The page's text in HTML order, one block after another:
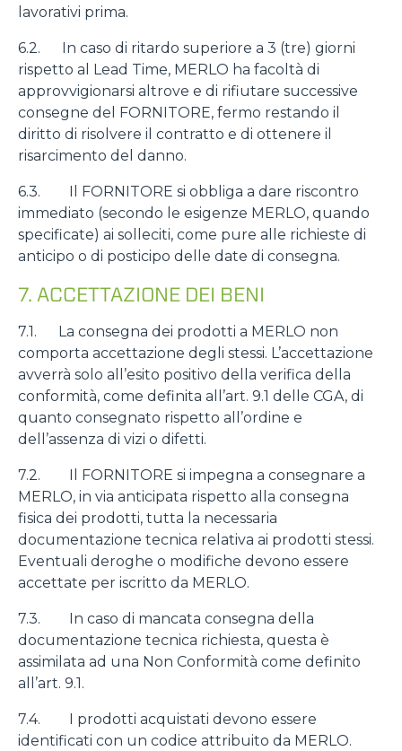
lavorativi prima.
6.2. In caso di ritardo superiore a 3 (tre) giorni
rispetto al Lead Time, MERLO ha facoltà di
approvvigionarsi altrove e di rifiutare successive
consegne del FORNITORE, fermo restando il
diritto di risolvere il contratto e di ottenere il
risarcimento del danno.
6.3. Il FORNITORE si obbliga a dare riscontro
immediato (secondo le esigenze MERLO, quando
specificate) ai solleciti, come pure alle richieste di
anticipo o di posticipo delle date di consegna.
7. ACCETTAZIONE DEI BENI
7.1. La consegna dei prodotti a MERLO non
comporta accettazione degli stessi. L’accettazione
avverrà solo all’esito positivo della verifica della
conformità, come definita all’art. 9.1 delle CGA, di
quanto consegnato rispetto all’ordine e
dell’assenza di vizi o difetti.
7.2. Il FORNITORE si impegna a consegnare a
MERLO, in via anticipata rispetto alla consegna
fisica dei prodotti, tutta la necessaria
documentazione tecnica relativa ai prodotti stessi.
Eventuali deroghe o modifiche devono essere
accettate per iscritto da MERLO.
7.3. In caso di mancata consegna della
documentazione tecnica richiesta, questa è
assimilata ad una Non Conformità come definito
all’art. 9.1.
7.4. I prodotti acquistati devono essere
identificati con un codice attribuito da MERLO.